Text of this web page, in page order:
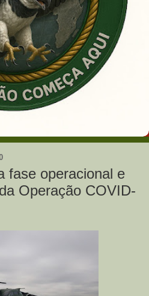
fase operacional e
Operação COVID-